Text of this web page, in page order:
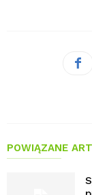
POWIĄZANE